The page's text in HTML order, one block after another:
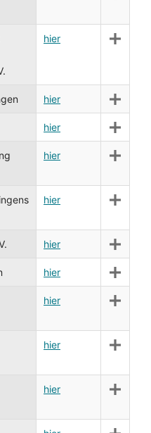
hier
hier
hier
hier
hier
hier
hier
hier
hier
hier